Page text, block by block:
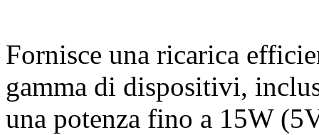
Fornisce una ricarica
gamma di dispositivi,
una potenza fino a 15W